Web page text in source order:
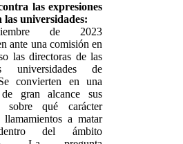
las expresiones
las universidades:
de 2023
ante una comisión en
las directoras de las
universidades de
convierten en una
gran alcance sus
sobre qué carácter
a matar
del ámbito